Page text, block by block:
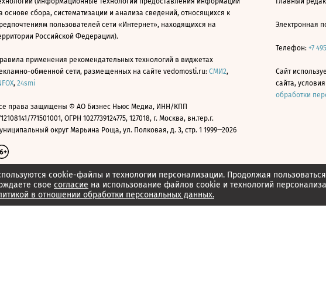
cookie-файлы и технологии персонализации. Продолжая
свое согласие на использование файлов cookie и технологий
в отношении обработки персональных данных.
основе сбора, систематизации и анализа сведений, относящихся к
пользователей сети «Интернет», находящихся на
Российской Федерации).
применения рекомендательных технологий в виджетах
обменной сети, размещенных на сайте vedomosti.ru: СМИ2,
, 24smi
права защищены © АО Бизнес Ньюс Медиа, ИНН/КПП
771501001, ОГРН 1027739124775, 127018, г. Москва, вн.тер.г.
округ Марьина Роща, ул. Полковая, д. 3, стр. 1 1999—2026
Электронная
Телефон: +7
Сайт
сайта,
обработки